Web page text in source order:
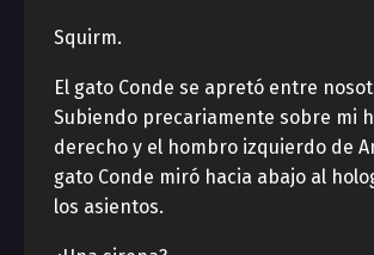
Squirm.
El gato Conde se apretó entre
Subiendo precariamente sobre mi
derecho y el hombro izquierdo de
gato Conde miró hacia abajo al
los asientos.